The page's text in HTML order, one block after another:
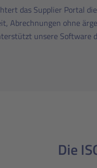
das Supplier Portal
Abrechnungen ohne
unsere Software
Die